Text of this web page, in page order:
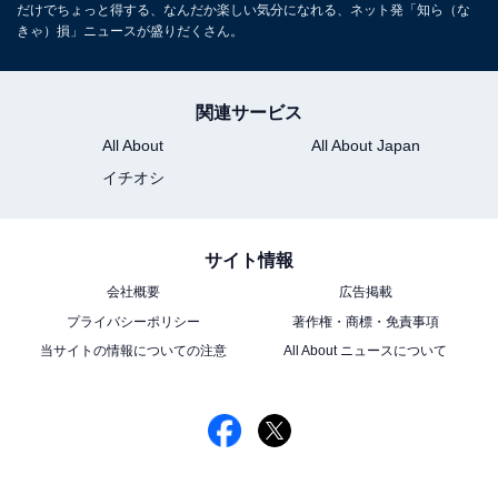
だけでちょっと得する、なんだか楽しい気分になれる、ネット発「知ら（な
きゃ）損」ニュースが盛りだくさん。
関連サービス
All About
All About Japan
イチオシ
サイト情報
会社概要
広告掲載
プライバシーポリシー
著作権・商標・免責事項
当サイトの情報についての注意
All About ニュースについて